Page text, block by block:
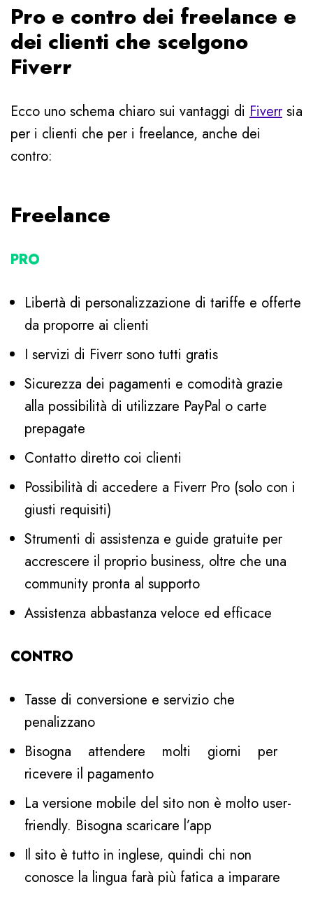
Pro e contro dei freelance e
dei clienti che scelgono
Fiverr
Ecco uno schema chiaro sui vantaggi di Fiverrsia
per i clienti che per i freelance, anche dei
contro:
Freelance
PRO
Libertà di personalizzazione di tariffe e offerte
da proporre ai clienti
I servizi di Fiverr sono tutti gratis
Sicurezza dei pagamenti e comodità grazie
alla possibilità di utilizzare PayPal o carte
prepagate
Contatto diretto coi clienti
Possibilità di accedere a Fiverr Pro (solo con i
giusti requisiti)
Strumenti di assistenza e guide gratuite per
accrescere il proprio business, oltre che una
community pronta al supporto
Assistenza abbastanza veloce ed efficace
CONTRO
Tasse di conversione e servizio che
penalizzano
Bisogna attendere molti giorni per
ricevere il pagamento
La versione mobile del sito non è molto user-
friendly. Bisogna scaricare l’app
Il sito è tutto in inglese, quindi chi non
conosce la lingua farà più fatica a imparare